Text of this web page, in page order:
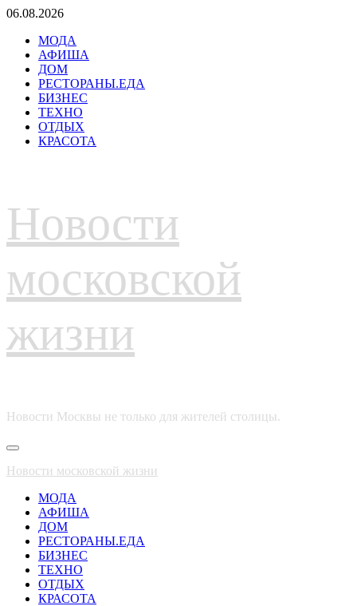
Перейти
содержимому
06.08.2026
МОДА
АФИША
ДОМ
РЕСТОРАНЫ.ЕДА
БИЗНЕС
ТЕХНО
ОТДЫХ
КРАСОТА
Новости
московской
жизни
Новости Москвы не только для жителей столицы.
Основное
меню
Новости московской жизни
МОДА
АФИША
ДОМ
РЕСТОРАНЫ.ЕДА
БИЗНЕС
ТЕХНО
ОТДЫХ
КРАСОТА